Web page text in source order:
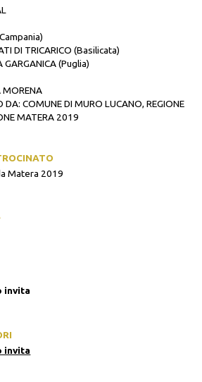
DI TRICARICO (Basilicata)
(Puglia)
MORENA
DA: COMUNE DI MURO LUCANO, REGIONE
MATERA 2019
Matera 2019
invita
invita